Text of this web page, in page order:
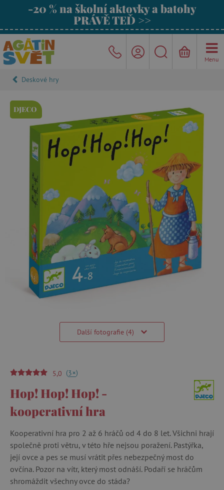
-20 % na školní aktovky a batohy
PRÁVĚ TEĎ >>
Menu
Deskové hry
DJECO
Další fotografie (4)
5,0 (3+)
Hop! Hop! Hop! -
kooperativní hra
Kooperativní hra pro 2 až 6 hráčů od 4 do 8 let. Všichni hrají
společně proti větru, v této hře nejsou poražení. Pastýřka,
její ovce a pes se musí vrátit přes nebezpečný most do
ovčína. Pozor na vítr, který most odnáší. Podaří se hráčům
shromáždit všechny ovce do stáda?